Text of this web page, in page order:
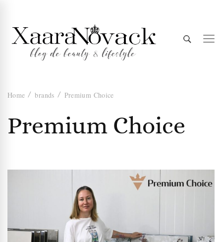
Xaara
Novack
Home brands Premium Choice
Premium Choice